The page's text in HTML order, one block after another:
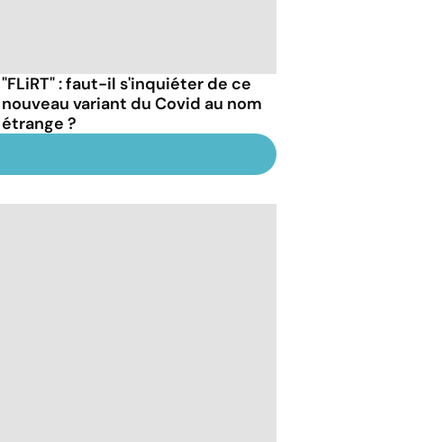
"FLiRT" : faut-il s'inquiéter de ce
nouveau variant du Covid au nom
étrange ?